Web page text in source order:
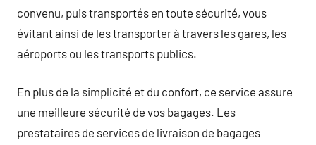
convenu, puis transportés en toute sécurité, vous
évitant ainsi de les transporter à travers les gares, les
aéroports ou les transports publics.
En plus de la simplicité et du confort, ce service assure
une meilleure sécurité de vos bagages. Les
prestataires de services de livraison de bagages